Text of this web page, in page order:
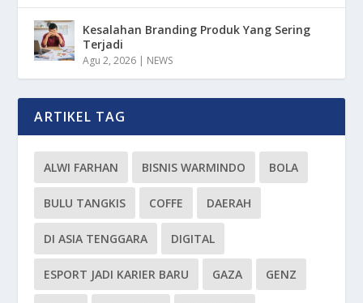
Kesalahan Branding Produk Yang Sering
Terjadi
Agu 2, 2026 | NEWS
ARTIKEL TAG
ALWI FARHAN BISNIS WARMINDO BOLA
BULU TANGKIS COFFE DAERAH
DI ASIA TENGGARA DIGITAL
ESPORT JADI KARIER BARU GAZA GENZ